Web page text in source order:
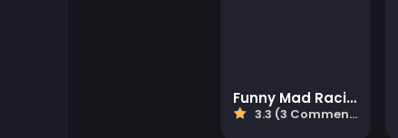
Funny Mad Racing
3.3 (3 Commentaires)